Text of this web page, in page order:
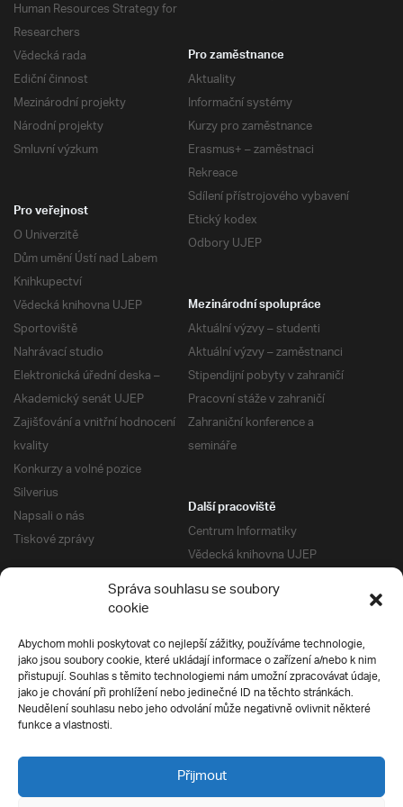
Správa souhlasu se soubory
cookie
Abychom mohli poskytovat co nejlepší zážitky, používáme technologie,
jako jsou soubory cookie, které ukládají informace o zařízení a/nebo k nim
přistupují. Souhlas s těmito technologiemi nám umožní zpracovávat údaje,
jako je chování při prohlížení nebo jedinečné ID na těchto stránkách.
Neudělení souhlasu nebo jeho odvolání může negativně ovlivnit některé
funkce a vlastnosti.
Přijmout
Human Resources Strategy for
Researchers
Vědecká rada
Ediční činnost
Mezinárodní projekty
Národní projekty
Smluvní výzkum
Pro zaměstnance
Aktuality
Informační systémy
Kurzy pro zaměstnance
Erasmus+ – zaměstnaci
Rekreace
Sdílení přístrojového vybavení
Etický kodex
Odbory UJEP
Pro veřejnost
O Univerzitě
Dům umění Ústí nad Labem
Knihkupectví
Vědecká knihovna UJEP
Sportoviště
Nahrávací studio
Elektronická úřední deska –
Akademický senát UJEP
Zajišťování a vnitřní hodnocení
kvality
Konkurzy a volné pozice
Silverius
Napsali o nás
Tiskové zprávy
Mezinárodní spolupráce
Aktuální výzvy – studenti
Aktuální výzvy – zaměstnanci
Stipendijní pobyty v zahraničí
Pracovní stáže v zahraničí
Zahraniční konference a
semináře
Další pracoviště
Centrum Informatiky
Vědecká knihovna UJEP
Správa kolejí a menz
Univerzitní centrum podpory
Silverius
Pro uchazeče
Přijímací řízení
E-prihlaska
Přípravné kurzy
Ochrana soukromí